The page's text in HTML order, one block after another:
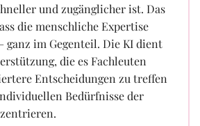
und zugänglicher ist. Das
die menschliche Expertise
ganz im Gegenteil. Die KI dient
die es Fachleuten
Entscheidungen zu treffen
Bedürfnisse der